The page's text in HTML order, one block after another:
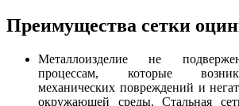
Преимущества сетки
Металлоизделие не
процессам, которые
механических повреждений и
окружающей среды. Стальная